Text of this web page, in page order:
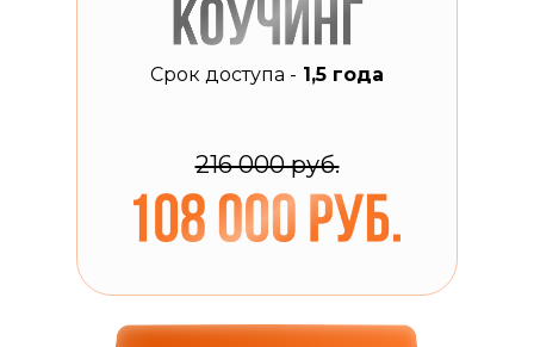
216 000 руб.
Срок доступа - 1,5 года